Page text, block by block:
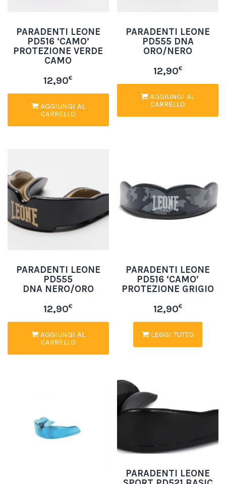
PARADENTI LEONE
PD516 ‘CAMO’
PROTEZIONE VERDE
CAMO
12,90€
AGGIUNGI AL
CARRELLO
PARADENTI LEONE
PD555 DNA
ORO/NERO
12,90€
AGGIUNGI AL
CARRELLO
PARADENTI LEONE
PD555
DNA NERO/ORO
12,90€
AGGIUNGI AL
CARRELLO
PARADENTI LEONE
PD516 ‘CAMO’
PROTEZIONE GRIGIO
12,90€
LEGGI TUTTO
PARADENTI LEONE